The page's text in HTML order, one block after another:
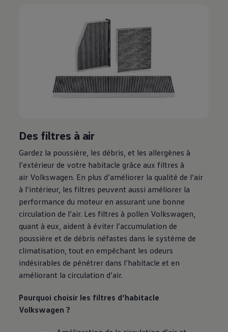
Des filtres à air
Gardez la poussière, les débris, et les allergènes à
l’extérieur de votre habitacle grâce aux filtres à
air Volkswagen. En plus d’améliorer la qualité de l’air
à l’intérieur, les filtres peuvent aussi améliorer la
performance du moteur en assurant une bonne
circulation de l’air. Les filtres à pollen Volkswagen,
quant à eux, aident à éviter l’accumulation de
poussière et de débris néfastes dans le système de
climatisation, tout en empêchant les odeurs
indésirables de pénétrer dans l’habitacle et en
améliorant la circulation d’air.
Pourquoi choisir les filtres d’habitacle
Volkswagen ?